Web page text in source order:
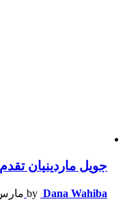
جويل ماردينيان
by Dana Wahiba مارس 7, 2023,